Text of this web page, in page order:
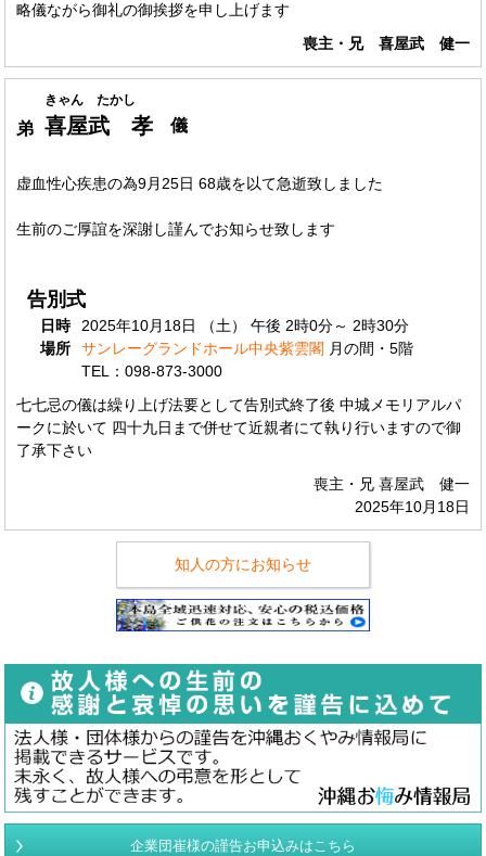
略儀ながら御礼の御挨拶を申し上げます
喪主・兄 喜屋武 健一
きゃん たかし
弟 喜屋武 孝 儀
虚血性心疾患の為9月25日 68歳を以て急逝致しました
生前のご厚誼を深謝し謹んでお知らせ致します
告別式
日時
2025年10月18日 （土） 午後 2時0分～ 2時30分
場所
サンレーグランドホール中央紫雲閣 月の間・5階
TEL：098-873-3000
七七忌の儀は繰り上げ法要として告別式終了後 中城メモリアルパ
ークに於いて 四十九日まで併せて近親者にて執り行いますので御
了承下さい
喪主・兄 喜屋武 健一
2025年10月18日
知人の方にお知らせ
企業団崔様の謹告お申込みはこちら